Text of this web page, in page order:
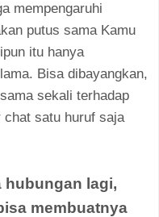
mempengaruhi
putus sama Kamu
itu hanya
Bisa dibayangkan,
sekali terhadap
chat satu huruf saja
hubungan lagi,
membuatnya